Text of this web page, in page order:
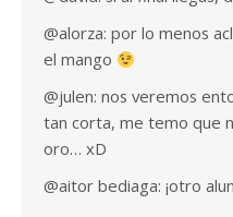
@alorza: por lo menos
el mango
@julen: nos veremos
tan corta, me temo que
oro… xD
@aitor bediaga: ¡otro